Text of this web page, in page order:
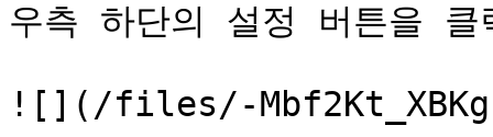
우측 하단의 설정 버튼을 클
![](/files/-